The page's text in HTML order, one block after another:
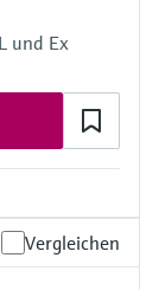
und Ex
Vergleichen